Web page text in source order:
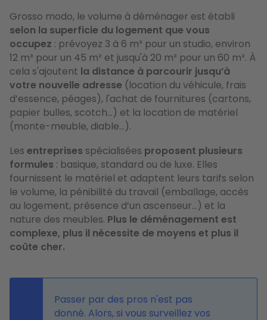
Grosso modo, le volume à déménager est établi
selon la superficie du logement que vous
occupez : prévoyez 3 à 6 m³ pour un studio, environ
12 m³ pour un 45 m² et jusqu'à 20 m³ pour un 60 m². À
cela s'ajoutent la distance à parcourir jusqu’à
votre nouvelle adresse (location du véhicule, frais
d’essence, péages), l'achat de fournitures (cartons,
papier bulles, scotch...) et la location de matériel
(monte-meuble, diable…).
Les entreprises spécialisées proposent plusieurs
formules : basique, standard ou de luxe. Elles
fournissent le matériel et adaptent leurs tarifs selon
le volume, la pénibilité du travail (emballage, accès
au logement, présence d’un ascenseur…) et la
nature des meubles. Plus le déménagement est
complexe, plus il nécessite de moyens et plus il
coûte cher.
Passer par des pros n'est pas
donné. Alors, si vous surveillez vos